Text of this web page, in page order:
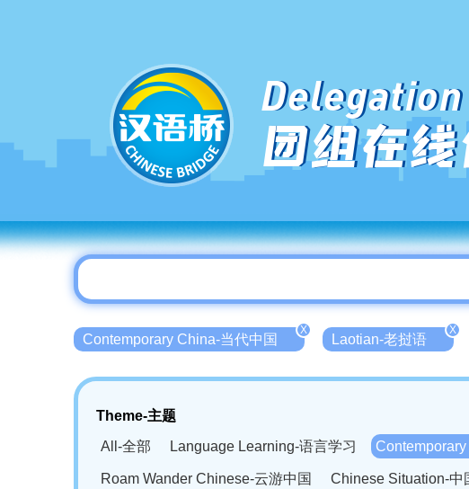
团组在
Contemporary China-当代中国
X
Laotian-老挝语
X
Theme-主题
All-全部
Language Learning-语言学习
Roam Wander Chinese-云游中国 Chinese Situation-中